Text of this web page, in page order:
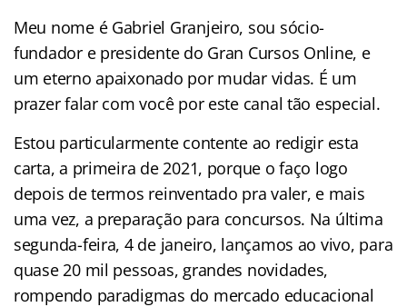
Meu nome é Gabriel Granjeiro, sou sócio-
fundador e presidente do Gran Cursos Online, e
um eterno apaixonado por mudar vidas. É um
prazer falar com você por este canal tão especial.
Estou particularmente contente ao redigir esta
carta, a primeira de 2021, porque o faço logo
depois de termos reinventado pra valer, e mais
uma vez, a preparação para concursos. Na última
segunda-feira, 4 de janeiro, lançamos ao vivo, para
quase 20 mil pessoas, grandes novidades,
rompendo paradigmas do mercado educacional